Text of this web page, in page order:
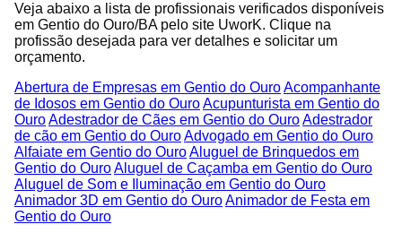
Veja abaixo a lista de profissionais verificados disponíveis
em Gentio do Ouro/BA pelo site UworK. Clique na
profissão desejada para ver detalhes e solicitar um
orçamento.
Abertura de Empresas em Gentio do OuroAcompanhante
de Idosos em Gentio do OuroAcupunturista em Gentio do
OuroAdestrador de Cães em Gentio do OuroAdestrador
de cão em Gentio do OuroAdvogado em Gentio do Ouro
Alfaiate em Gentio do OuroAluguel de Brinquedos em
Gentio do OuroAluguel de Caçamba em Gentio do Ouro
Aluguel de Som e Iluminação em Gentio do Ouro
Animador 3D em Gentio do OuroAnimador de Festa em
Gentio do Ouro